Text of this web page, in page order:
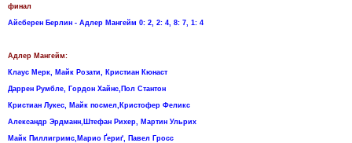
финал
Айсберен Берлин - Адлер Мангейм 0: 2, 2: 4, 8: 7, 1: 4
Адлер Мангейм:
Клаус Мерк, Майк Розати, Кристиан Кюнаст
Даррен Румбле, Гордон Хайнс,Пол Стантон
Кристиан Лукес, Майк посмел,Кристофер Феликс
Александр Эрдманн,Штефан Рихер, Мартин Ульрих
Майк Пиллигримс,Марио Ґериґ, Павел Гросс